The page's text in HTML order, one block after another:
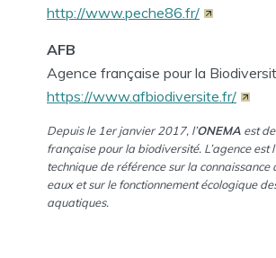
http://www.peche86.fr/
AFB
Agence française pour la
https://www.afbiodiversite.fr/
Depuis le 1er janvier 2017, l’ONEMA est
française pour la biodiversité. L’agence est
technique de référence sur la connaissance
eaux et sur le fonctionnement écologique
aquatiques.